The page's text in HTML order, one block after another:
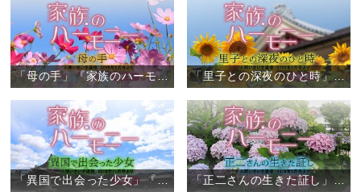
「母の手」『家族のハーモニー』（6） 「里子との深夜のひと時」『家族のハーモニー』（5）
「異国で出会った少女」『家族のハーモニー』（4） 「正二さんの生きた証し」『家族のハーモニー』（3）